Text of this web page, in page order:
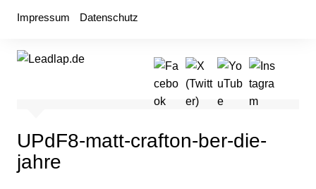
Impressum Datenschutz
UPdF8-matt-crafton-ber-die-
jahre